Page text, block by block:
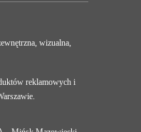
wizualna,
reklamowych i